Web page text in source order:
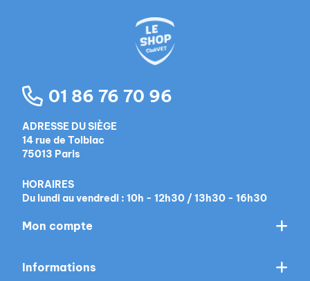
01 86 76 70 96
ADRESSE DU SIÈGE
14 rue de Tolbiac
75013 Paris
HORAIRES
Du lundi au vendredi : 10h - 12h30 / 13h30 - 16h30
Mon compte
Informations